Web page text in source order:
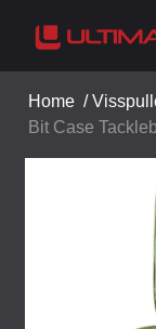
Home /
Bit Case